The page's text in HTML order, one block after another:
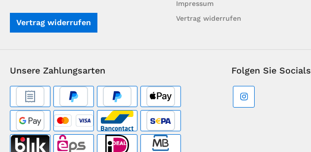
Vertrag widerrufen
Impressum
Vertrag widerrufen
Unsere Zahlungsarten Folgen Sie Socials